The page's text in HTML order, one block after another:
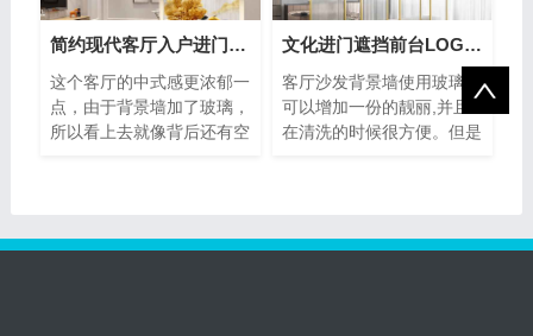
简约现代客厅入户进门遮挡玻璃屏风
这个客厅的中式感更浓郁一
点，由于背景墙加了玻璃，
所以看上去就像背后还有空
文化进门遮挡前台LOGO玻璃背景墙
客厅沙发背景墙使用玻璃的
可以增加一份的靓丽,并且
在清洗的时候很方便。但是